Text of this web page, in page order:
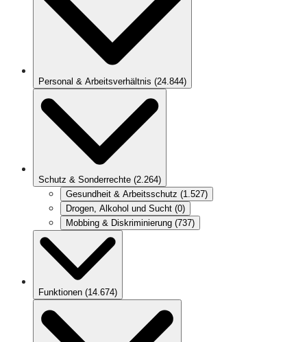
Personal & Arbeitsverhältnis (24.844)
Schutz & Sonderrechte (2.264)
Gesundheit & Arbeitsschutz (1.527)
Drogen, Alkohol und Sucht (0)
Mobbing & Diskriminierung (737)
Funktionen (14.674)